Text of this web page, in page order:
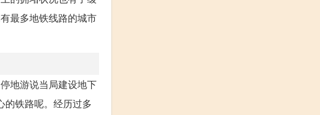
最多地铁线路的城市
地游说当局建设地下
的铁路呢。经历过多